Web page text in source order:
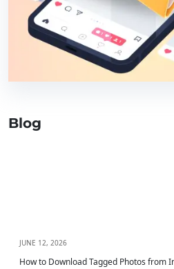
Blog
JUNE 12, 2026
How to Download Tagged Photos from